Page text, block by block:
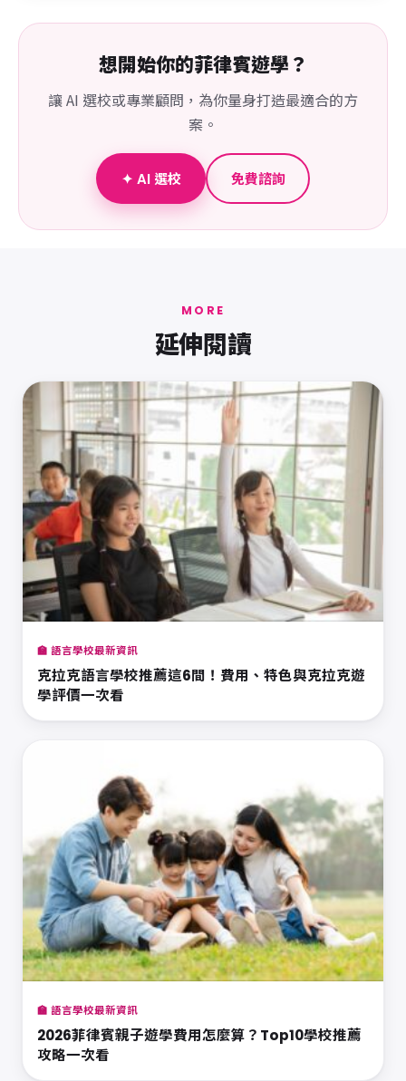
想開始你的菲律賓遊學？
讓 AI 選校或專業顧問，為你量身打造最適合的方
案。
✦ AI 選校 免費諮詢
MORE
延伸閱讀
🏫 語言學校最新資訊
克拉克語言學校推薦這6間！費用、特色與克拉克遊
學評價一次看
🏫 語言學校最新資訊
2026菲律賓親子遊學費用怎麼算？Top10學校推薦
攻略一次看